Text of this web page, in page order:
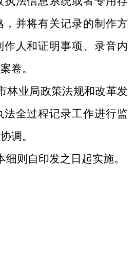
并将有关记录的制作方
人和证明事项、录音内
卷。
林业局政策法规和改革发
法全过程记录工作进行监
调。
细则自印发之日起实施。